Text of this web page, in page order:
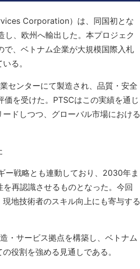
Corporation）は、同国初とな
、欧州へ輸出した。本プロジェク
で、ベトナム企業が大規模国際入札
る。
センターにて製造され、品質・安全
を受けた。PTSCはこの実績を通じ
ドしつつ、グローバル市場における
ー戦略とも連動しており、2030年ま
再認識させるものとなった。今回
地技術者のスキル向上にも寄与する
・サービス拠点を構築し、ベトナム
役割を強める見通しである。